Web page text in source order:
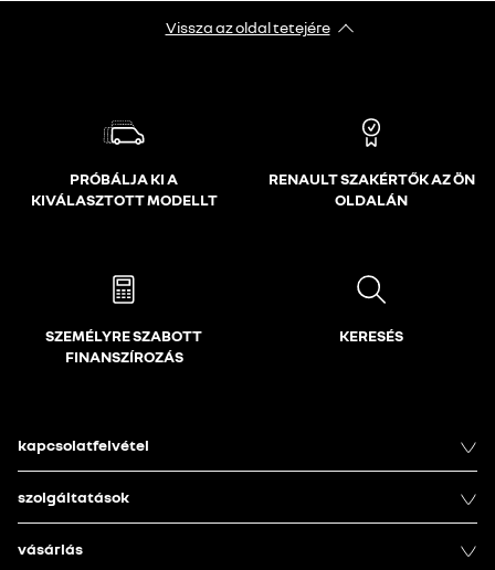
Vissza az oldal tetejére
PRÓBÁLJA KI A
KIVÁLASZTOTT MODELLT
RENAULT SZAKÉRTŐK AZ ÖN
OLDALÁN
SZEMÉLYRE SZABOTT
FINANSZÍROZÁS
KERESÉS
kapcsolatfelvétel
szolgáltatások
vásárlás